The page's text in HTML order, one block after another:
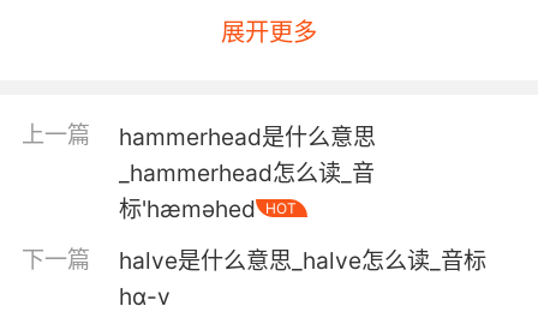
不 不要用那个 不要用锤子
its form, not only from the hammer, but the
anvil, too.
被放在铁砧上捶打的东西 最后成型 不仅归功于锤
6. The hard hammers, soft hammers
展开更多
上一篇
hammerhead是什么意思
_hammerhead怎么读_音
标'hæməhed
HOT
下一篇
halve是什么意思_halve怎么读_音标
hɑ-v